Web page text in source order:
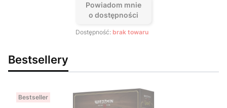
Powiadom mnie
o dostępności
Dostępność: brak towaru
Bestsellery
Bestseller